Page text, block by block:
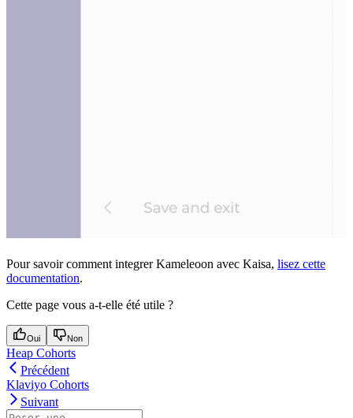
Pour savoir comment integrer Kameleoon avec Kaisa, lisez cette
documentation.
Cette page vous a-t-elle été utile ?
Oui Non
Heap Cohorts
Précédent
Klaviyo Cohorts
Suivant